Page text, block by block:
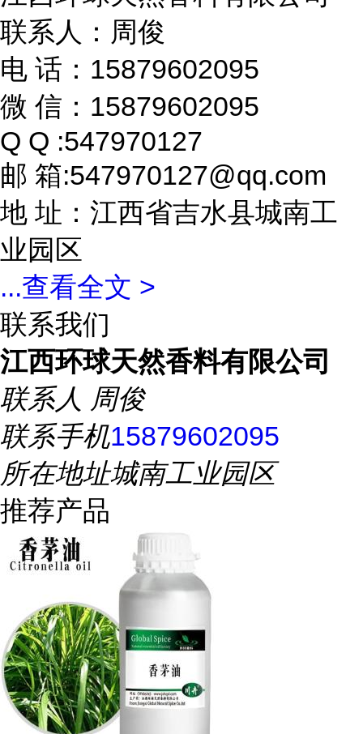
联系人：周俊
电 话：15879602095
微 信：15879602095
Q Q :547970127
邮 箱:547970127@qq.com
地 址：江西省吉水县城南工
业园区
...查看全文 >
联系我们
江西环球天然香料有限公司
联系人 周俊
联系手机15879602095
所在地址城南工业园区
推荐产品